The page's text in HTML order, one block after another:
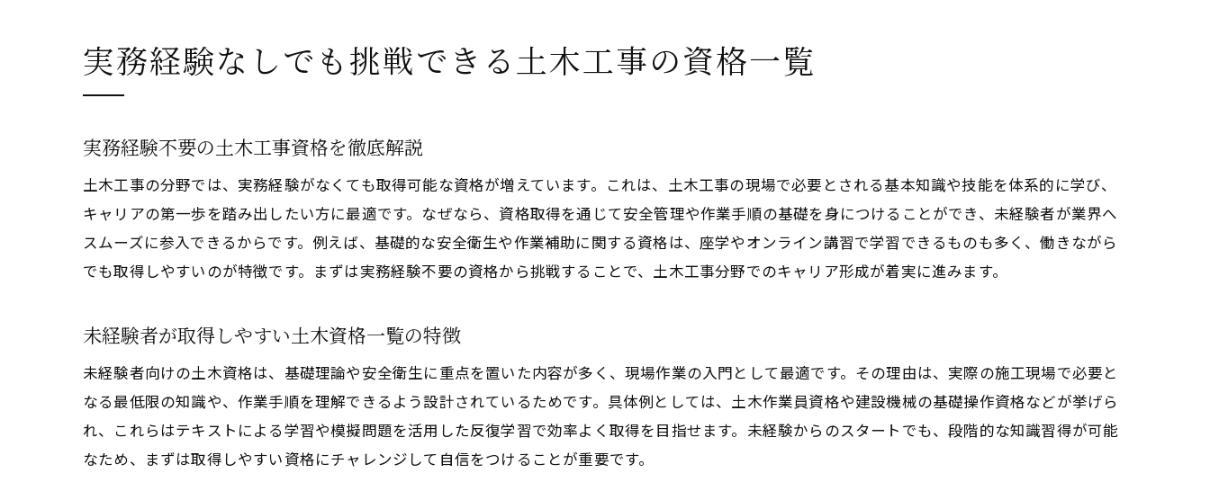
土木工事資格で実現する転職成功事例
土木作業員から独立を目指す資格戦略
実務経験なしで取得できる土木工事資格
土木資格取得で未経験からキャリアを始める
現場資格一覧から選ぶ未経験者向け資格
土木工事資格で転職や独立に挑戦する方法
土木工事の資格取得が将来にもたらすメリット
土木工事資格取得が将来の収入に与える影響
土木資格一覧を活用した安定したキャリア形成
土木工事資格で広がる仕事の選択肢と魅力
実務経験なしでも挑戦できる土木工事の資格一覧
実務経験不要の土木工事資格を徹底解説
土木工事の分野では、実務経験がなくても取得可能な資格が増えています。これは、土木工事の現場で必要とされる基本知識や技能を体系的に学び、
キャリアの第一歩を踏み出したい方に最適です。なぜなら、資格取得を通じて安全管理や作業手順の基礎を身につけることができ、未経験者が業界へ
スムーズに参入できるからです。例えば、基礎的な安全衛生や作業補助に関する資格は、座学やオンライン講習で学習できるものも多く、働きながら
でも取得しやすいのが特徴です。まずは実務経験不要の資格から挑戦することで、土木工事分野でのキャリア形成が着実に進みます。
未経験者が取得しやすい土木資格一覧の特徴
未経験者向けの土木資格は、基礎理論や安全衛生に重点を置いた内容が多く、現場作業の入門として最適です。その理由は、実際の施工現場で必要と
なる最低限の知識や、作業手順を理解できるよう設計されているためです。具体例としては、土木作業員資格や建設機械の基礎操作資格などが挙げら
れ、これらはテキストによる学習や模擬問題を活用した反復学習で効率よく取得を目指せます。未経験からのスタートでも、段階的な知識習得が可能
なため、まずは取得しやすい資格にチャレンジして自信をつけることが重要です。